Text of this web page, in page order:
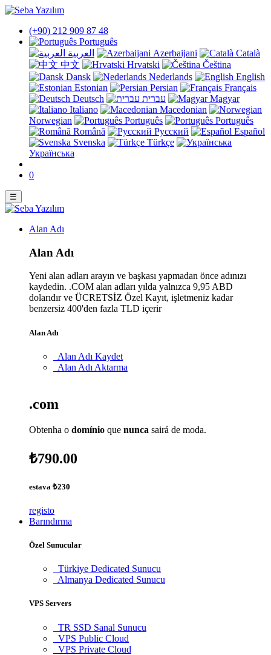
(+90) 212 909 87 48
Português
العربية
Azerbaijani
Català
中文
Hrvatski
Čeština
Dansk
Nederlands
English
Estonian
Persian
Français
Deutsch
עברית
Magyar
Italiano
Macedonian
Norwegian
Português
Português
Română
Русский
Español
Svenska
Türkçe
Українська
0
☰
Alan Adı
Alan Adı
Yeni alan adları arayın ve başkası yapmadan önce adınızı
kaydedin. .COM alan adları yılda yalnızca 9,95 ABD
dolarıdır ve ÜCRETSİZ Özel Kayıt, işletmeniz kadar
benzersiz 400'den fazla TLD içerir
Alan Adı
Alan Adı Kaydet
Alan Adı Aktarma
.com
Obtenha o domínio que nunca sairá de moda.
₺790.00
estava ₺230
registo
Barındırma
Özel Sunucular
Türkiye Dedicated Sunucu
Almanya Dedicated Sunucu
VPS Servers
TR SSD Sanal Sunucu
VPS Public Cloud
VPS Private Cloud